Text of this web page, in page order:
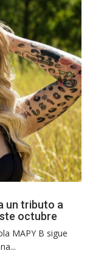
un tributo a
octubre
MAPY B sigue